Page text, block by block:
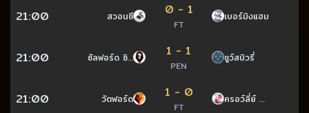
21:00 สวอนซี 0 - 1
FT
เบอร์มิงแฮม
21:00 ซัลฟอร์ด ซิ… 1 - 1
PEN
ชูว์สบิวรี่
21:00 วัตฟอร์ด 1 - 0
FT
ครอว์ลี่ย์ …